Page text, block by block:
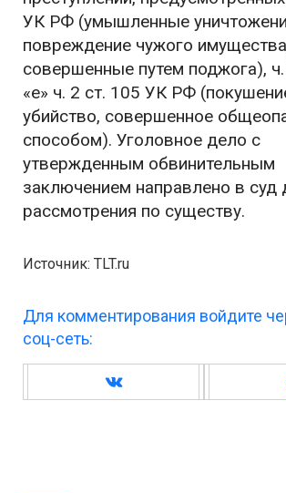
УК РФ (умышленные
повреждение чужого
совершенные путем поджога), ч.
«е» ч. 2 ст. 105 УК РФ
убийство, совершенное
способом). Уголовное дело с
утвержденным обвинительным
заключением направлено в суд
рассмотрения по существу.
Источник: TLT.ru
Для комментирования войдите
соц-сеть: